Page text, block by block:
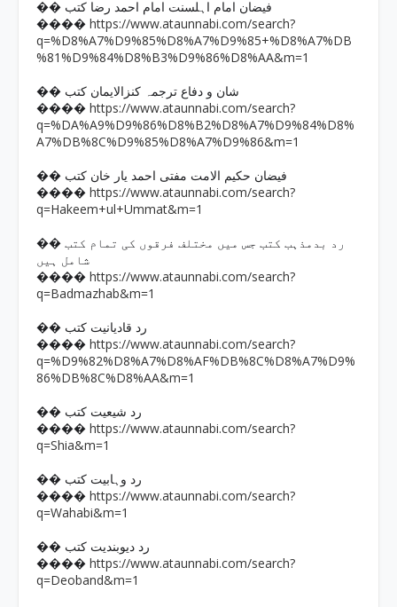
�� فیضان امام اہلسنت امام احمد رضا کتب
���� https://www.ataunnabi.com/search?
q=%D8%A7%D9%85%D8%A7%D9%85+%D8%A7%DB
%81%D9%84%D8%B3%D9%86%D8%AA&m=1
�� شان و دفاع ترجمہ کنزالایمان کتب
���� https://www.ataunnabi.com/search?
q=%DA%A9%D9%86%D8%B2%D8%A7%D9%84%D8%
A7%DB%8C%D9%85%D8%A7%D9%86&m=1
�� فیضان حکیم الامت مفتی احمد یار خان کتب
���� https://www.ataunnabi.com/search?
q=Hakeem+ul+Ummat&m=1
�� رد بدمذہب کتب جس میں مختلف فرقوں کی تمام کتب
شامل ہیں
���� https://www.ataunnabi.com/search?
q=Badmazhab&m=1
�� رد قادیانیت کتب
���� https://www.ataunnabi.com/search?
q=%D9%82%D8%A7%D8%AF%DB%8C%D8%A7%D9%
86%DB%8C%D8%AA&m=1
�� رد شیعیت کتب
���� https://www.ataunnabi.com/search?
q=Shia&m=1
�� رد وہابیت کتب
���� https://www.ataunnabi.com/search?
q=Wahabi&m=1
�� رد دیوبندیت کتب
���� https://www.ataunnabi.com/search?
q=Deoband&m=1